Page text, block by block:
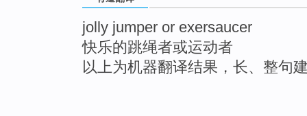
jolly jumper or exersaucer
快乐的跳绳者或运动者
以上为机器翻译结果，长、整句